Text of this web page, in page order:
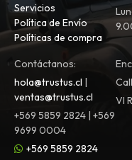
Servicios
Política de Envío
Políticas de compra
Contáctanos:
hola@trustus.cl |
ventas@trustus.cl
+569 5859 2824 | +569
9699 0004
+569 5859 2824
VI